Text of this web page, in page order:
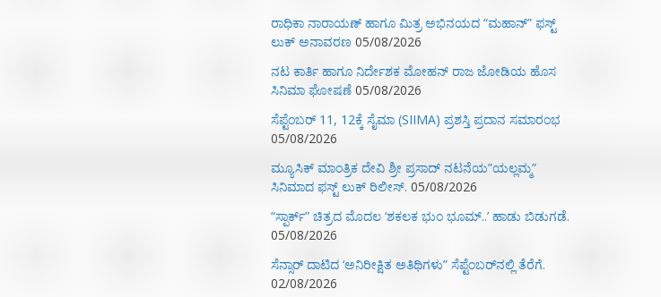
ರಾಧಿಕಾ ನಾರಾಯಣ್ ಹಾಗೂ ಮಿತ್ರ ಅಭಿನಯದ “ಮಹಾನ್” ಫಸ್ಟ್
ಲುಕ್ ಅನಾವರಣ 05/08/2026
ನಟ ಕಾರ್ತಿ ಹಾಗೂ ನಿರ್ದೇಶಕ ಮೋಹನ್ ರಾಜ ಜೋಡಿಯ ಹೊಸ
ಸಿನಿಮಾ ಘೋಷಣೆ 05/08/2026
ಸೆಪ್ಟೆಂಬರ್ 11, 12ಕ್ಕೆ ಸೈಮಾ (SIIMA) ಪ್ರಶಸ್ತಿ ಪ್ರದಾನ ಸಮಾರಂಭ
05/08/2026
ಮ್ಯೂಸಿಕ್‌ ಮಾಂತ್ರಿಕ ದೇವಿ ಶ್ರೀ ಪ್ರಸಾದ್ ನಟನೆಯ”ಯಲ್ಲಮ್ಮ”
ಸಿನಿಮಾದ ಫಸ್ಟ್‌ ಲುಕ್‌ ರಿಲೀಸ್. 05/08/2026
“ಸ್ಪಾರ್ಕ್” ಚಿತ್ರದ ಮೊದಲ‌ ‘ಶಕಲಕ ಭುಂ‌ ಭೂಮ್..’ ಹಾಡು ಬಿಡುಗಡೆ.
05/08/2026
ಸೆನ್ಸಾರ್ ದಾಟಿದ ‘ಅನಿರೀಕ್ಷಿತ ಅತಿಥಿಗಳು” ಸೆಪ್ಟೆಂಬರ್‌ನಲ್ಲಿ ತೆರೆಗೆ.
02/08/2026